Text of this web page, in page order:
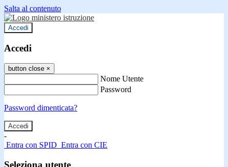
Salta al contenuto
Accedi
Accedi
button close ×
Nome Utente
Password
Password dimenticata?
-
Entra con SPID Entra con CIE
Seleziona utente